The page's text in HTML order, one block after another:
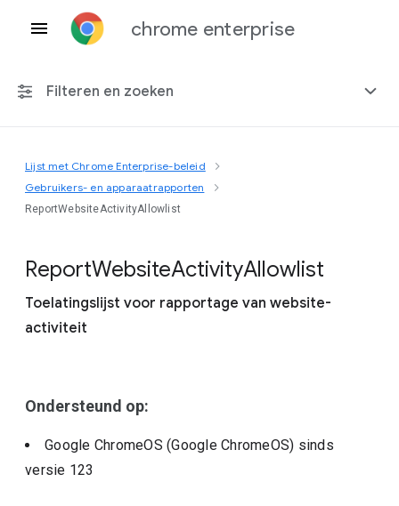
chrome enterprise
Filteren en zoeken
Elk platform
Chrome 151
Inclusief beëindigd beleid
Lijst met Chrome Enterprise-beleid
Gebruikers- en apparaatrapporten
ReportWebsiteActivityAllowlist
ReportWebsiteActivityAllowlist
Toelatingslijst voor rapportage van website-
activiteit
Ondersteund op:
Google ChromeOS (Google ChromeOS) sinds
versie 123